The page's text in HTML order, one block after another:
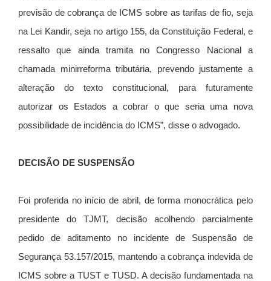
previsão de cobrança de ICMS sobre as tarifas de fio, seja
na Lei Kandir, seja no artigo 155, da Constituição Federal, e
ressalto que ainda tramita no Congresso Nacional a
chamada minirreforma tributária, prevendo justamente a
alteração do texto constitucional, para futuramente
autorizar os Estados a cobrar o que seria uma nova
possibilidade de incidência do ICMS”, disse o advogado.
DECISÃO DE SUSPENSÃO
Foi proferida no início de abril, de forma monocrática pelo
presidente do TJMT, decisão acolhendo parcialmente
pedido de aditamento no incidente de Suspensão de
Segurança 53.157/2015, mantendo a cobrança indevida de
ICMS sobre a TUST e TUSD. A decisão fundamentada na